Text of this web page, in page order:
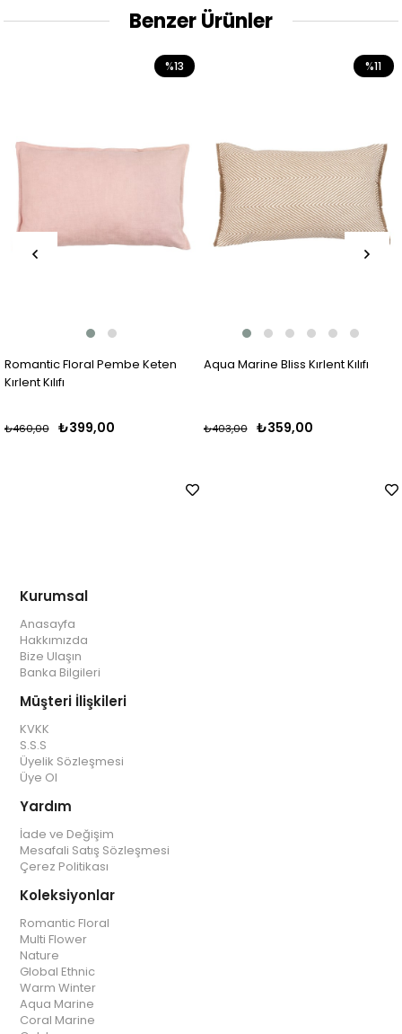
Benzer Ürünler
Aqua Marine Bliss Kırlent Kılıfı
₺403,00
Multi Flower Renkli Kırlent
₺280,00
Kurumsal
Anasayfa
Hakkımızda
Bize Ulaşın
Banka Bilgileri
Müşteri İlişkileri
KVKK
S.S.S
Üyelik Sözleşmesi
Üye Ol
Yardım
İade ve Değişim
Mesafali Satış Sözleşmesi
Çerez Politikası
Koleksiyonlar
Romantic Floral
Multi Flower
Nature
Global Ethnic
Warm Winter
Aqua Marine
Coral Marine